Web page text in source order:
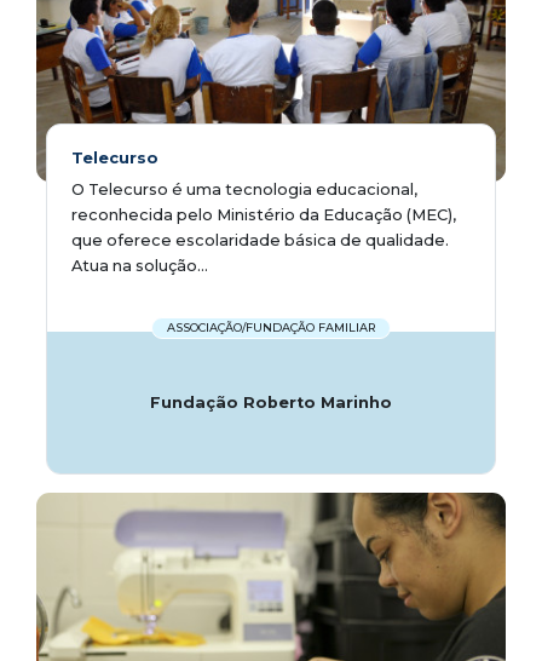
Telecurso
O Telecurso é uma tecnologia educacional,
reconhecida pelo Ministério da Educação (MEC),
que oferece escolaridade básica de qualidade.
Atua na solução...
ASSOCIAÇÃO/FUNDAÇÃO FAMILIAR
Fundação Roberto Marinho